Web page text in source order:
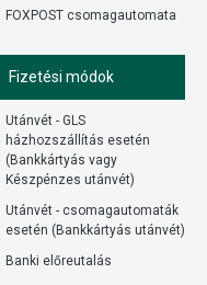
FOXPOST csomagautomata
Fizetési módok
Utánvét - GLS
házhozszállítás esetén
(Bankkártyás vagy
Készpénzes utánvét)
Utánvét - csomagautomaták
esetén (Bankkártyás utánvét)
Banki előreutalás